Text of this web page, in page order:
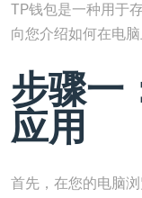
TP钱包是一种用于
向您介绍如何在电脑
步骤一
应用
首先，在您的电脑